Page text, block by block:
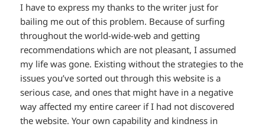
I have to express my thanks to the writer just for
bailing me out of this problem. Because of surfing
throughout the world-wide-web and getting
recommendations which are not pleasant, I assumed
my life was gone. Existing without the strategies to the
issues you’ve sorted out through this website is a
serious case, and ones that might have in a negative
way affected my entire career if I had not discovered
the website. Your own capability and kindness in